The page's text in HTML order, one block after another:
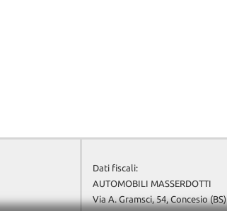
Dati fiscali:
AUTOMOBILI MASSERDOTTI
Via A. Gramsci, 54, Concesio (BS)